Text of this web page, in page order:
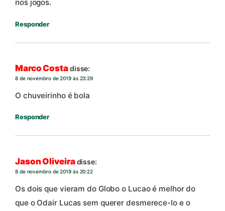
nos jogos.
Responder
Marco Costadisse:
8 de novembro de 2019 às 23:29
O chuveirinho é bola
Responder
Jason Oliveiradisse:
8 de novembro de 2019 às 20:22
Os dois que vieram do Globo o Lucao é melhor do
que o Odair Lucas sem querer desmerece-lo e o